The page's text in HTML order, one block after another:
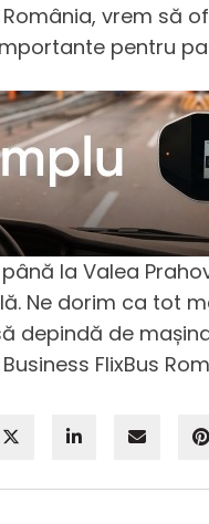
România, vrem să
pentru
la Valea
Ne dorim ca tot
depindă de
FlixBus